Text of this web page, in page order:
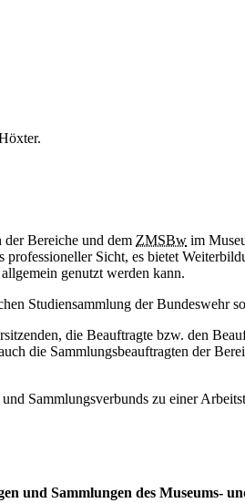
der Bereiche und dem ZMSBw im
professioneller Sicht, es bietet
genutzt werden kann.
Studiensammlung der Bundeswehr
die Beauftragte bzw. den
die Sammlungsbeauftragten der
Sammlungsverbunds zu einer
und Sammlungen des Museums-